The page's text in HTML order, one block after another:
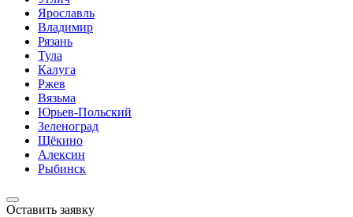
Ярославль
Владимир
Рязань
Тула
Калуга
Ржев
Вязьма
Юрьев-Польский
Зеленоград
Щёкино
Алексин
Рыбинск
Оставить заявку